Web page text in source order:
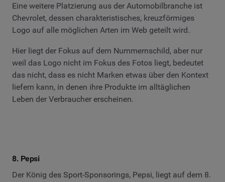
Eine weitere Platzierung aus der Automobilbranche ist
Chevrolet, dessen charakteristisches, kreuzförmiges
Logo auf alle möglichen Arten im Web geteilt wird.
Hier liegt der Fokus auf dem Nummernschild, aber nur
weil das Logo nicht im Fokus des Fotos liegt, bedeutet
das nicht, dass es nicht Marken etwas über den Kontext
liefern kann, in denen ihre Produkte im alltäglichen
Leben der Verbraucher erscheinen.
8. Pepsi
Der König des Sport-Sponsorings, Pepsi, liegt auf dem 8.